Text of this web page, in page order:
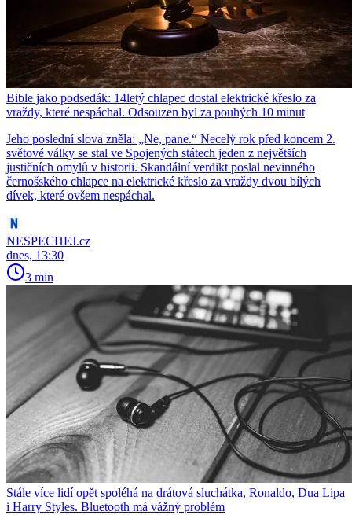
Bible jako podsedák: 14letý chlapec dostal elektrické křeslo za
vraždy, které nespáchal. Odsouzen byl za pouhých 10 minut
Jeho poslední slova zněla: „Ne, pane.“ Necelý rok před koncem 2.
světové války se stal ve Spojených státech jeden z největších
justičních omylů v historii. Skandální verdikt poslal nevinného
černošského chlapce na elektrické křeslo za vraždy dvou bílých
dívek, které ovšem nespáchal.
NESPECHEJ.cz
dnes, 13:30
3 min
Stále více lidí opět spoléhá na drátová sluchátka, Ronaldo, Dua Lipa
i Harry Styles. Bluetooth má vážný problém